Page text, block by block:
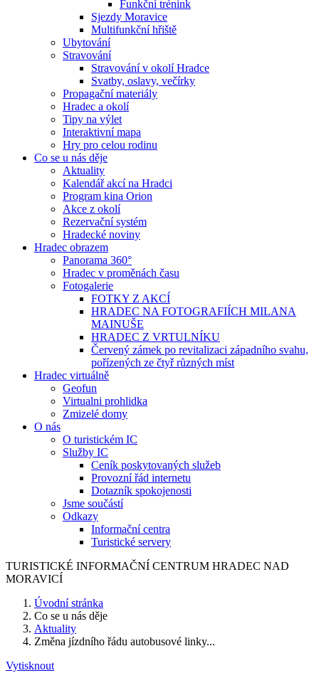
Funkční trénink
Sjezdy Moravice
Multifunkční hřiště
Ubytování
Stravování
Stravování v okolí Hradce
Svatby, oslavy, večírky
Propagační materiály
Hradec a okolí
Tipy na výlet
Interaktivní mapa
Hry pro celou rodinu
Co se u nás děje
Aktuality
Kalendář akcí na Hradci
Program kina Orion
Akce z okolí
Rezervační systém
Hradecké noviny
Hradec obrazem
Panorama 360°
Hradec v proměnách času
Fotogalerie
FOTKY Z AKCÍ
HRADEC NA FOTOGRAFIÍCH MILANA
MAINUŠE
HRADEC Z VRTULNÍKU
Červený zámek po revitalizaci západního svahu,
pořízených ze čtyř různých míst
Hradec virtuálně
Geofun
Virtualni prohlidka
Zmizelé domy
O nás
O turistickém IC
Služby IC
Ceník poskytovaných služeb
Provozní řád internetu
Dotazník spokojenosti
Jsme součástí
Odkazy
Informační centra
Turistické servery
TURISTICKÉ INFORMAČNÍ CENTRUM HRADEC NAD
MORAVICÍ
Úvodní stránka
Co se u nás děje
Aktuality
Změna jízdního řádu autobusové linky...
Vytisknout